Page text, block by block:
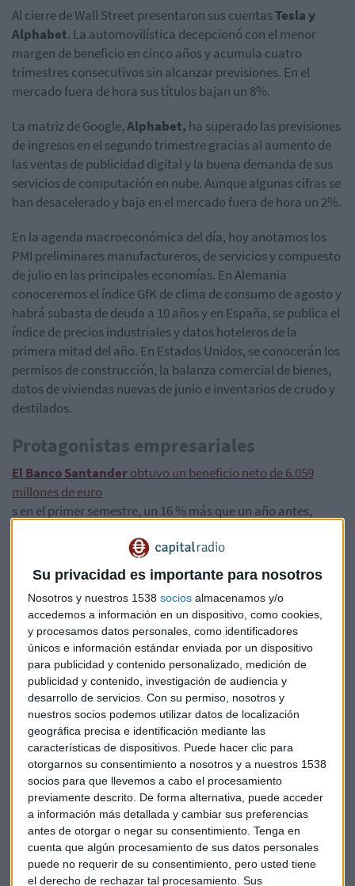
Su privacidad es importante para nosotros
Nosotros y nuestros 1538 socios almacenamos y/o
accedemos a información en un dispositivo, como cookies,
y procesamos datos personales, como identificadores
únicos e información estándar enviada por un dispositivo
para publicidad y contenido personalizado, medición de
publicidad y contenido, investigación de audiencia y
desarrollo de servicios. Con su permiso, nosotros y
nuestros socios podemos utilizar datos de localización
geográfica precisa e identificación mediante las
características de dispositivos. Puede hacer clic para
otorgarnos su consentimiento a nosotros y a nuestros 1538
socios para que llevemos a cabo el procesamiento
previamente descrito. De forma alternativa, puede acceder
a información más detallada y cambiar sus preferencias
antes de otorgar o negar su consentimiento. Tenga en
cuenta que algún procesamiento de sus datos personales
puede no requerir de su consentimiento, pero usted tiene
el derecho de rechazar tal procesamiento. Sus
Al cierre de Wall Street presentaron sus cuentasTesla y
Alphabet. La automovilística decepcionó con el menor
margen de beneficio en cinco años y acumula cuatro
trimestres consecutivos sin alcanzar previsiones. En el
mercado fuera de hora sus títulos bajan un 8%.
La matriz de Google,Alphabet, ha superado las previsiones
de ingresos en el segundo trimestre gracias al aumento de
las ventas de publicidad digital y la buena demanda de sus
servicios de computación en nube. Aunque algunas cifras se
han desacelerado y baja en el mercado fuera de hora un 2%.
En la agenda macroeconómica del día, hoy anotamos los
PMI preliminares manufactureros, de servicios y compuesto
de julio en las principales economías. En Alemania
conoceremos el índice GfK de clima de consumo de agosto y
habrá subasta de deuda a 10 años y en España, se publica el
índice de precios industriales y datos hoteleros de la
primera mitad del año. En Estados Unidos, se conocerán los
permisos de construcción, la balanza comercial de bienes,
datos de viviendas nuevas de junio e inventarios de crudo y
destilados.
Protagonistas empresariales
El Banco Santanderobtuvo un beneficio neto de 6.059
millones de euro
s en el primer semestre, un 16 % más que un año antes,
récord de 31.050 millones, así como a la captación de cuatro
millones de clientes y al control de los costes. Supera
previsiones.
Mejora los objetivos fijados para el conjunto del año: espera
un crecimiento de los ingresos de un dígito alto frente al
dígito medio anterior y un retorno sobre el capital tangible
(RoTE) superior al 16 %.
Solo en el segundo trimestre del año, el beneficio atribuido
alcanzó un récord de 3.207 millones de euros, un 20 % más.
Por encima de lo esperado.
El banco alemánDeutsche Bankregistra pérdidas en el
segundo trimestre de 143 millones de euros, la primera en
cuatro años después de reservar 1.300 millones de euros
como provisión para una prolongada demanda de
inversores por su división Postbank. Pese a los números
rojos, la cifra ha sido algo menor de lo esperado.